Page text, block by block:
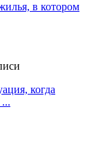
в котором
когда